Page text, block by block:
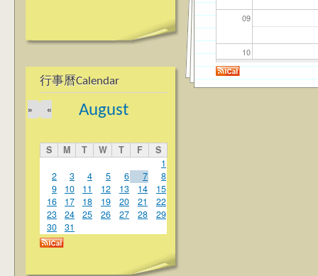
行事曆Calendar
August
«
»
S M T W T F
S
1
2
3 4 5 6 7
8
9
10 11 12 13 14
15
16
17 18 19 20 21
22
23
24 25 26 27 28
29
30
31
09
10
11